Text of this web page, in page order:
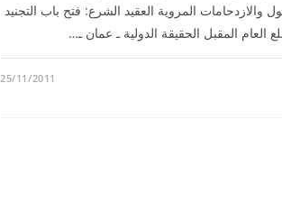
والازدحامات المروية العقيد الشرع: فتح باب التجنيد
العام المقبل الحقيقة الدولية ـ عمان ـ…
25/11/2011